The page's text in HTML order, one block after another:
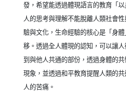
發，希望能透過體現語言的教育「
人的思考與理解不能脫離人類社會
驗與文化，生命經驗的核心是「身
移。透過全人體現的認知，可以讓
到與他人共通的部份，透過身體的
現象，並透過和平教育提醒人類的
人的苦痛。